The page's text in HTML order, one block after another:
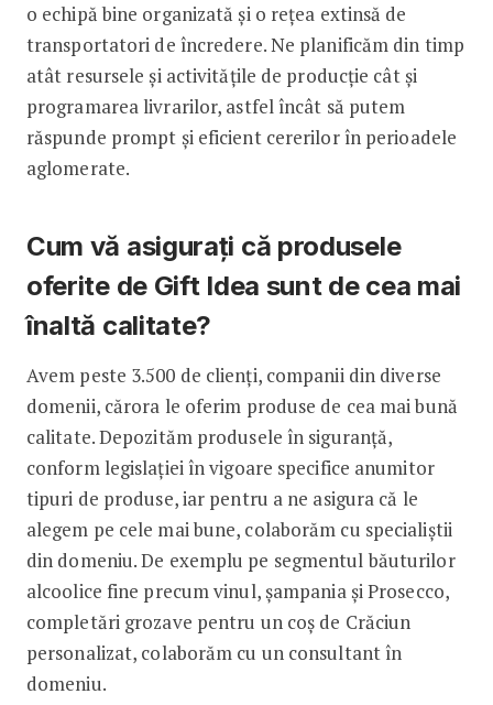
o echipă bine organizată și o rețea extinsă de
transportatori de încredere. Ne planificăm din timp
atât resursele și activitățile de producție cât și
programarea livrarilor, astfel încât să putem
răspunde prompt și eficient cererilor în perioadele
aglomerate.
Cum vă asigurați că produsele
oferite de Gift Idea sunt de cea mai
înaltă calitate?
Avem peste 3.500 de clienți, companii din diverse
domenii, cărora le oferim produse de cea mai bună
calitate. Depozităm produsele în siguranță,
conform legislaţiei în vigoare specifice anumitor
tipuri de produse, iar pentru a ne asigura că le
alegem pe cele mai bune, colaborăm cu specialiștii
din domeniu. De exemplu pe segmentul băuturilor
alcoolice fine precum vinul, șampania și Prosecco,
completări grozave pentru un coș de Crăciun
personalizat, colaborăm cu un consultant în
domeniu.